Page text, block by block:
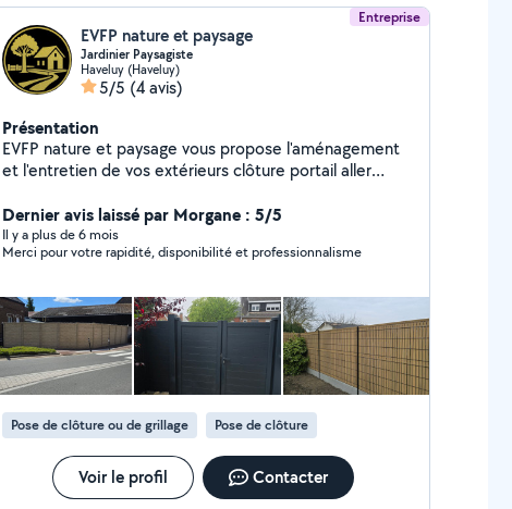
Entreprise
EVFP nature et paysage
Jardinier Paysagiste
Haveluy (Haveluy)
5/5 (4 avis)
Présentation
EVFP nature et paysage vous propose l'aménagement
et l'entretien de vos extérieurs clôture portail aller
de pierre) tonte, taille, élagage possibilité d'avoir voir le
crédit d'impôt ou l'avance immédiate
Dernier avis laissé par Morgane : 5/5
Il y a plus de 6 mois
Merci pour votre rapidité, disponibilité et professionnalisme
Pose de clôture ou de grillage Pose de clôture
Voir le profil Contacter